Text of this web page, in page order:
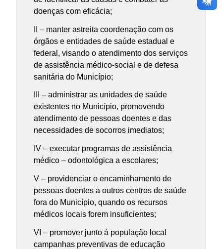
doenças com eficácia;
II – manter astreita coordenação com os
órgãos e entidades de saúde estadual e
federal, visando o atendimento dos serviços
de assistência médico-social e de defesa
sanitária do Município;
III – administrar as unidades de saúde
existentes no Município, promovendo
atendimento de pessoas doentes e das
necessidades de socorros imediatos;
IV – executar programas de assistência
médico – odontológica a escolares;
V – providenciar o encaminhamento de
pessoas doentes a outros centros de saúde
fora do Município, quando os recursos
médicos locais forem insuficientes;
VI – promover junto á população local
campanhas preventivas de educação